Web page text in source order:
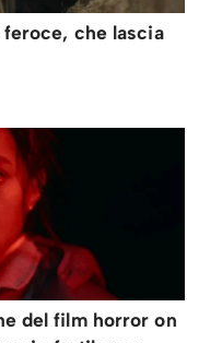
che lascia
del film horror on